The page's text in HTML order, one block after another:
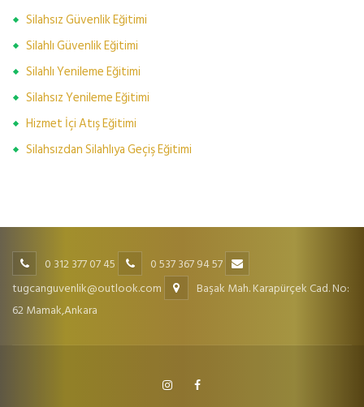
Silahsız Güvenlik Eğitimi
Silahlı Güvenlik Eğitimi
Silahlı Yenileme Eğitimi
Silahsız Yenileme Eğitimi
Hizmet İçi Atış Eğitimi
Silahsızdan Silahlıya Geçiş Eğitimi
0 312 377 07 45
0 537 367 94 57
tugcanguvenlik@outlook.com
Başak Mah. Karapürçek Cad. No:
62 Mamak,Ankara